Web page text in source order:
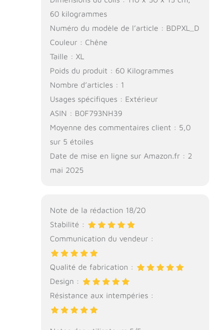
60 kilogrammes
Numéro du modèle de l’article : BDPXL_D
Couleur : Chêne
Taille : XL
Poids du produit : 60 Kilogrammes
Nombre d’articles : 1
Usages spécifiques : Extérieur
ASIN : B0F793NH39
Moyenne des commentaires client : 5,0
sur 5 étoiles
Date de mise en ligne sur Amazon.fr : 2
mai 2025
Note de la rédaction 18/20
Stabilité :
Communication du vendeur :
Qualité de fabrication :
Design :
Résistance aux intempéries :